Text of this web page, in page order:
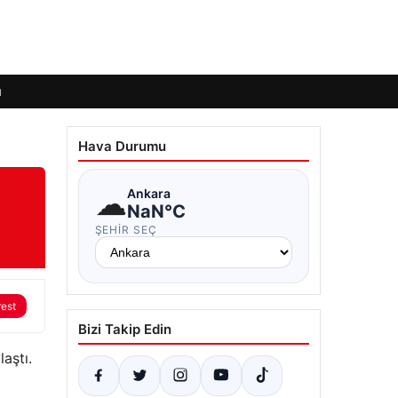
Hava Durumu
☁Ankara
NaN°C
ŞEHIR SEÇ
Bizi Takip Edin